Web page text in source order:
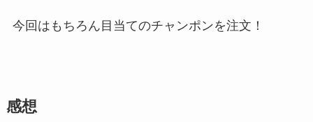
今回はもちろん目当てのチャンポンを注文！
感想